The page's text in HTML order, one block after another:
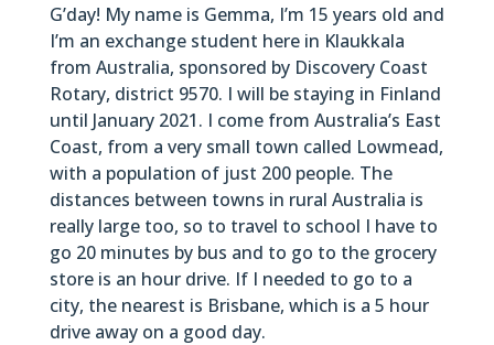
G’day! My name is Gemma, I’m 15 years old and
I’m an exchange student here in Klaukkala
from Australia, sponsored by Discovery Coast
Rotary, district 9570. I will be staying in Finland
until January 2021. I come from Australia’s East
Coast, from a very small town called Lowmead,
with a population of just 200 people. The
distances between towns in rural Australia is
really large too, so to travel to school I have to
go 20 minutes by bus and to go to the grocery
store is an hour drive. If I needed to go to a
city, the nearest is Brisbane, which is a 5 hour
drive away on a good day.